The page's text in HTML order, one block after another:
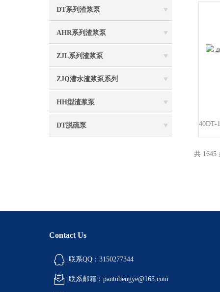
DT系列渣浆泵
AHR系列渣浆泵
ZJL系列渣浆泵
ZJQ潜水渣浆泵系列
HH型渣浆泵
DT脱硫泵
共 1645
Contact Us
联系QQ：3150277344
联系邮箱：pantobengye@163.com